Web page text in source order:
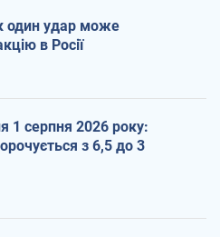
один удар може
в Росії
1 серпня 2026 року:
з 6,5 до 3